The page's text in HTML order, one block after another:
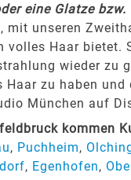
eine Glatze
mit unseren
volles Haar bietet.
wieder zu
zu haben
München auf
kommen
, Puchheim,
, Egenhofen,